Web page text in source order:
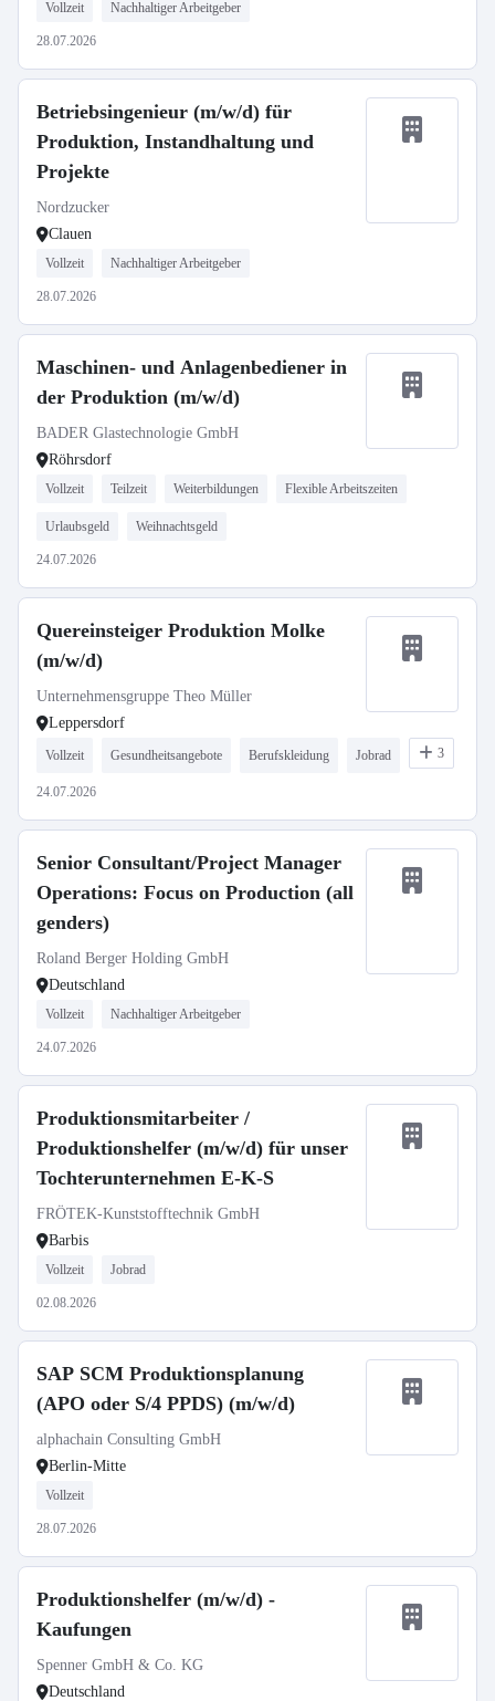
Vollzeit Nachhaltiger Arbeitgeber
28.07.2026
Betriebsingenieur (m/w/d) für
Produktion, Instandhaltung und
Projekte
Nordzucker
Clauen
Vollzeit Nachhaltiger Arbeitgeber
28.07.2026
Maschinen- und Anlagenbediener in
der Produktion (m/w/d)
BADER Glastechnologie GmbH
Röhrsdorf
Vollzeit Teilzeit Weiterbildungen Flexible Arbeitszeiten
Urlaubsgeld Weihnachtsgeld
24.07.2026
Quereinsteiger Produktion Molke
(m/w/d)
Unternehmensgruppe Theo Müller
Leppersdorf
Vollzeit Gesundheitsangebote Berufskleidung Jobrad 3
24.07.2026
Senior Consultant/Project Manager
Operations: Focus on Production (all
genders)
Roland Berger Holding GmbH
Deutschland
Vollzeit Nachhaltiger Arbeitgeber
24.07.2026
Produktionsmitarbeiter /
Produktionshelfer (m/w/d) für unser
Tochterunternehmen E-K-S
FRÖTEK-Kunststofftechnik GmbH
Barbis
Vollzeit Jobrad
02.08.2026
SAP SCM Produktionsplanung
(APO oder S/4 PPDS) (m/w/d)
alphachain Consulting GmbH
Berlin-Mitte
Vollzeit
28.07.2026
Produktionshelfer (m/w/d) -
Kaufungen
Spenner GmbH & Co. KG
Deutschland